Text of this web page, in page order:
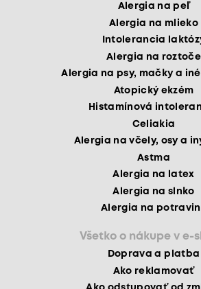
Alergia na peľ
Alergia na mlieko
Intolerancia
Alergia na roztoče
Alergia na psy, mačky a
Atopický ekzém
Histamínová
Celiakia
Alergia na včely, osy a
Astma
Alergia na latex
Alergia na slnko
Alergia na
Všetko o nákupe v e-
Doprava a platba
Ako reklamovať